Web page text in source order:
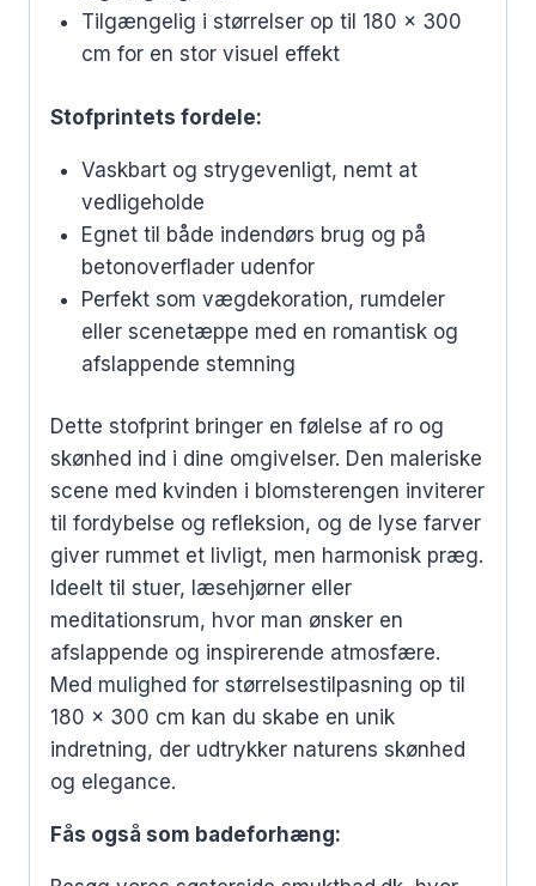
Tilgængelig i størrelser op til 180 x 300
cm for en stor visuel effekt
Stofprintets fordele:
Vaskbart og strygevenligt, nemt at
vedligeholde
Egnet til både indendørs brug og på
betonoverflader udenfor
Perfekt som vægdekoration, rumdeler
eller scenetæppe med en romantisk og
afslappende stemning
Dette stofprint bringer en følelse af ro og
skønhed ind i dine omgivelser. Den maleriske
scene med kvinden i blomsterengen inviterer
til fordybelse og refleksion, og de lyse farver
giver rummet et livligt, men harmonisk præg.
Ideelt til stuer, læsehjørner eller
meditationsrum, hvor man ønsker en
afslappende og inspirerende atmosfære.
Med mulighed for størrelsestilpasning op til
180 x 300 cm kan du skabe en unik
indretning, der udtrykker naturens skønhed
og elegance.
Fås også som badeforhæng: